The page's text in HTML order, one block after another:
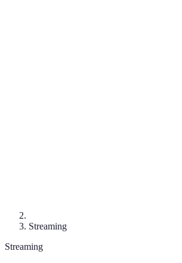
Streaming
Streaming